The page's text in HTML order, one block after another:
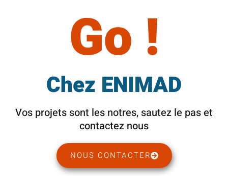
Go !
Chez ENIMAD
Vos projets sont les notres, sautez le pas et
contactez nous
NOUS CONTACTER